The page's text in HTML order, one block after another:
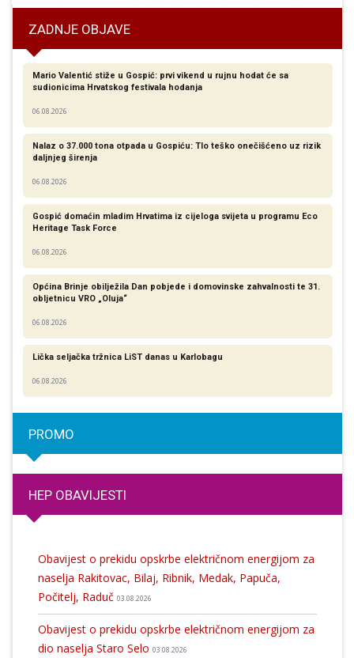
ZADNJE OBJAVE
Mario Valentić stiže u Gospić: prvi vikend u rujnu hodat će sa
sudionicima Hrvatskog festivala hodanja
06.08.2026
Nalaz o 37.000 tona otpada u Gospiću: Tlo teško onečišćeno uz rizik
daljnjeg širenja
06.08.2026
Gospić domaćin mladim Hrvatima iz cijeloga svijeta u programu Eco
Heritage Task Force
06.08.2026
Općina Brinje obilježila Dan pobjede i domovinske zahvalnosti te 31.
obljetnicu VRO „Oluja“
06.08.2026
Lička seljačka tržnica LiST danas u Karlobagu
06.08.2026
PROMO
HEP OBAVIJESTI
Obavijest o prekidu opskrbe električnom energijom za
naselja Rakitovac, Bilaj, Ribnik, Medak, Papuča,
Počitelj, Raduč 03.08.2026
Obavijest o prekidu opskrbe električnom energijom za
dio naselja Staro Selo 03.08.2026